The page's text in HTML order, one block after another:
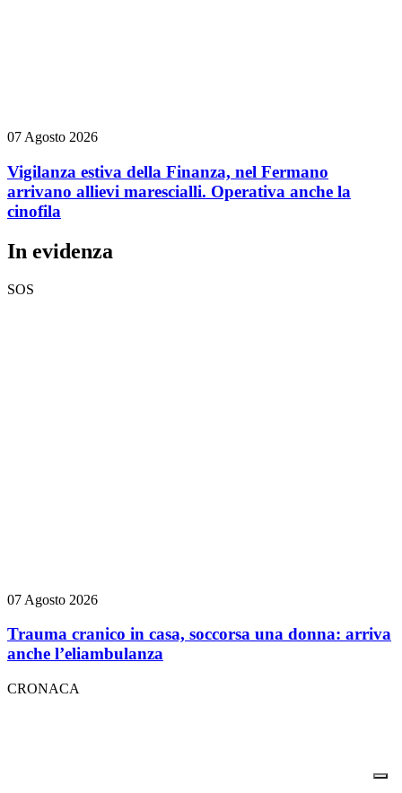
07 Agosto 2026
Vigilanza estiva della Finanza, nel Fermano
arrivano allievi marescialli. Operativa anche la
cinofila
In evidenza
SOS
07 Agosto 2026
Trauma cranico in casa, soccorsa una donna: arriva
anche l’eliambulanza
CRONACA